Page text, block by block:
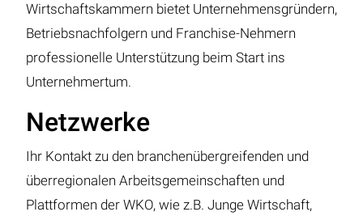
Wirtschaftskammern bietet Unternehmensgründern,
Betriebsnachfolgern und Franchise-Nehmern
professionelle Unterstützung beim Start ins
Unternehmertum.
Netzwerke
Ihr Kontakt zu den branchenübergreifenden und
überregionalen Arbeitsgemeinschaften und
Plattformen der WKO, wie z.B. Junge Wirtschaft,